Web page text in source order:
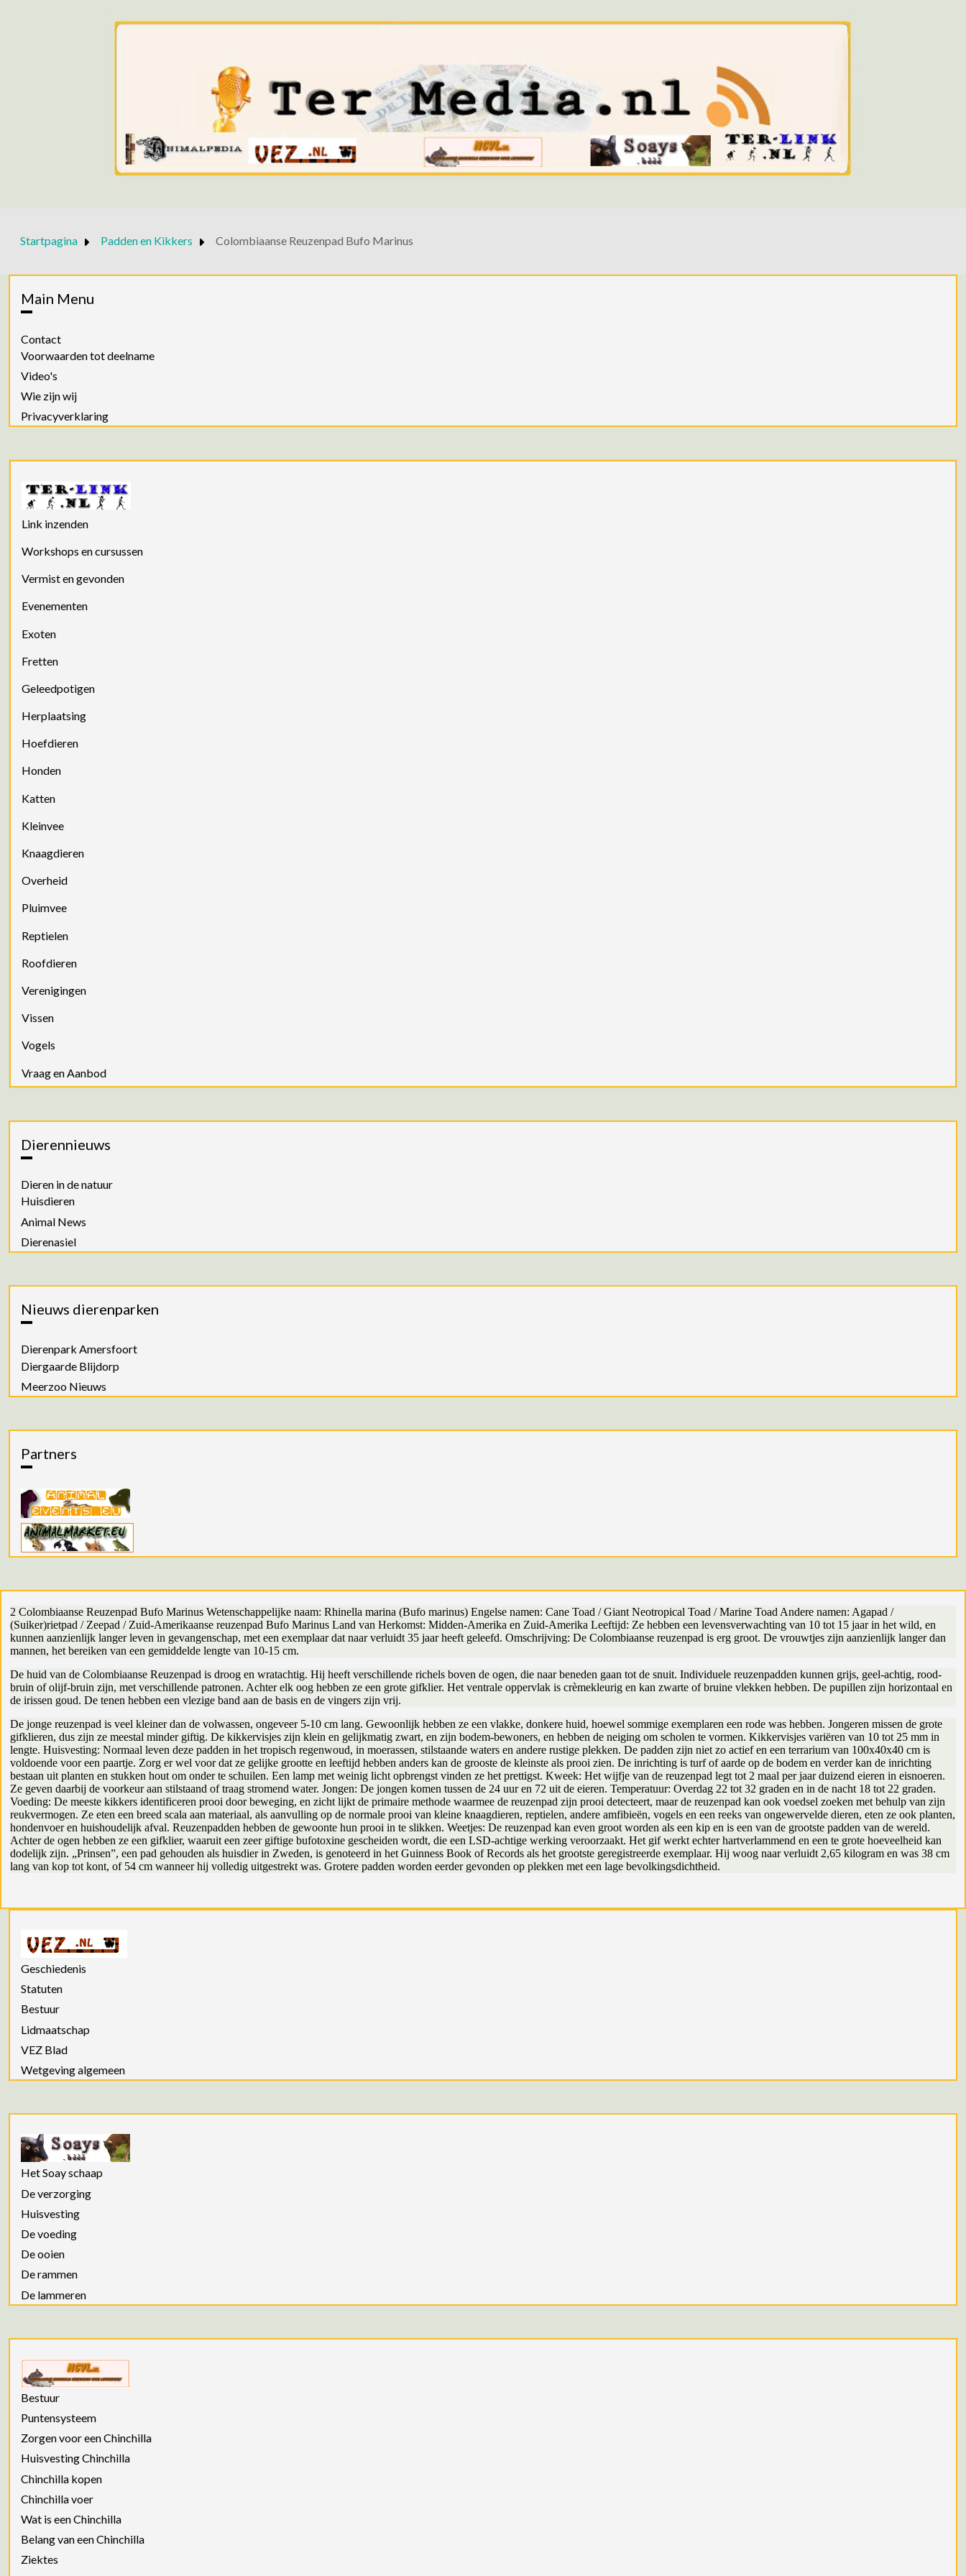
Startpagina Padden en Kikkers Colombiaanse Reuzenpad Bufo Marinus
Main Menu
Contact
Voorwaarden tot deelname
Video's
Wie zijn wij
Privacyverklaring
Link inzenden
Workshops en cursussen
Vermist en gevonden
Evenementen
Exoten
Fretten
Geleedpotigen
Herplaatsing
Hoefdieren
Honden
Katten
Kleinvee
Knaagdieren
Overheid
Pluimvee
Reptielen
Roofdieren
Verenigingen
Vissen
Vogels
Vraag en Aanbod
Dierennieuws
Dieren in de natuur
Huisdieren
Animal News
Dierenasiel
Nieuws dierenparken
Dierenpark Amersfoort
Diergaarde Blijdorp
Meerzoo Nieuws
Partners
2 Colombiaanse Reuzenpad Bufo Marinus Wetenschappelijke naam: Rhinella marina (Bufo marinus) Engelse namen: Cane Toad / Giant Neotropical Toad / Marine Toad Andere namen: Agapad /
(Suiker)rietpad / Zeepad / Zuid-Amerikaanse reuzenpad Bufo Marinus Land van Herkomst: Midden-Amerika en Zuid-Amerika Leeftijd: Ze hebben een levensverwachting van 10 tot 15 jaar in het wild, en
kunnen aanzienlijk langer leven in gevangenschap, met een exemplaar dat naar verluidt 35 jaar heeft geleefd. Omschrijving: De Colombiaanse reuzenpad is erg groot. De vrouwtjes zijn aanzienlijk langer dan
mannen, het bereiken van een gemiddelde lengte van 10-15 cm.
De huid van de Colombiaanse Reuzenpad is droog en wratachtig. Hij heeft verschillende richels boven de ogen, die naar beneden gaan tot de snuit. Individuele reuzenpadden kunnen grijs, geel-achtig, rood-
bruin of olijf-bruin zijn, met verschillende patronen. Achter elk oog hebben ze een grote gifklier. Het ventrale oppervlak is crèmekleurig en kan zwarte of bruine vlekken hebben. De pupillen zijn horizontaal en
de irissen goud. De tenen hebben een vlezige band aan de basis en de vingers zijn vrij.
De jonge reuzenpad is veel kleiner dan de volwassen, ongeveer 5-10 cm lang. Gewoonlijk hebben ze een vlakke, donkere huid, hoewel sommige exemplaren een rode was hebben. Jongeren missen de grote
gifklieren, dus zijn ze meestal minder giftig. De kikkervisjes zijn klein en gelijkmatig zwart, en zijn bodem-bewoners, en hebben de neiging om scholen te vormen. Kikkervisjes variëren van 10 tot 25 mm in
lengte. Huisvesting: Normaal leven deze padden in het tropisch regenwoud, in moerassen, stilstaande waters en andere rustige plekken. De padden zijn niet zo actief en een terrarium van 100x40x40 cm is
voldoende voor een paartje. Zorg er wel voor dat ze gelijke grootte en leeftijd hebben anders kan de grooste de kleinste als prooi zien. De inrichting is turf of aarde op de bodem en verder kan de inrichting
bestaan uit planten en stukken hout om onder te schuilen. Een lamp met weinig licht opbrengst vinden ze het prettigst. Kweek: Het wijfje van de reuzenpad legt tot 2 maal per jaar duizend eieren in eisnoeren.
Ze geven daarbij de voorkeur aan stilstaand of traag stromend water. Jongen: De jongen komen tussen de 24 uur en 72 uit de eieren. Temperatuur: Overdag 22 tot 32 graden en in de nacht 18 tot 22 graden.
Voeding: De meeste kikkers identificeren prooi door beweging, en zicht lijkt de primaire methode waarmee de reuzenpad zijn prooi detecteert, maar de reuzenpad kan ook voedsel zoeken met behulp van zijn
reukvermogen. Ze eten een breed scala aan materiaal, als aanvulling op de normale prooi van kleine knaagdieren, reptielen, andere amfibieën, vogels en een reeks van ongewervelde dieren, eten ze ook planten,
hondenvoer en huishoudelijk afval. Reuzenpadden hebben de gewoonte hun prooi in te slikken. Weetjes: De reuzenpad kan even groot worden als een kip en is een van de grootste padden van de wereld.
Achter de ogen hebben ze een gifklier, waaruit een zeer giftige bufotoxine gescheiden wordt, die een LSD-achtige werking veroorzaakt. Het gif werkt echter hartverlammend en een te grote hoeveelheid kan
dodelijk zijn. „Prinsen”, een pad gehouden als huisdier in Zweden, is genoteerd in het Guinness Book of Records als het grootste geregistreerde exemplaar. Hij woog naar verluidt 2,65 kilogram en was 38 cm
lang van kop tot kont, of 54 cm wanneer hij volledig uitgestrekt was. Grotere padden worden eerder gevonden op plekken met een lage bevolkingsdichtheid.
Geschiedenis
Statuten
Bestuur
Lidmaatschap
VEZ Blad
Wetgeving algemeen
Het Soay schaap
De verzorging
Huisvesting
De voeding
De ooien
De rammen
De lammeren
Bestuur
Puntensysteem
Zorgen voor een Chinchilla
Huisvesting Chinchilla
Chinchilla kopen
Chinchilla voer
Wat is een Chinchilla
Belang van een Chinchilla
Ziektes